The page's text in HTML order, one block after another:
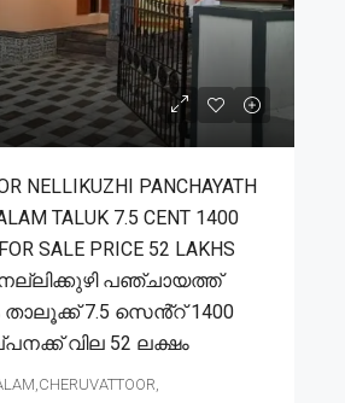
NELLIKUZHI PANCHAYATH
TALUK 7.5 CENT 1400
SALE PRICE 52 LAKHS
പഞ്ചായത്ത്
7.5 സെൻ്റ് 1400
വില 52 ലക്ഷം